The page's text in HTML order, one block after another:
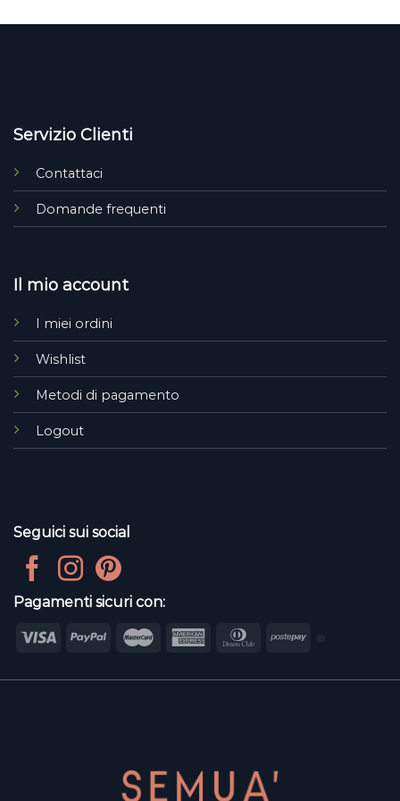
Servizio Clienti
Contattaci
Domande frequenti
Il mio account
I miei ordini
Wishlist
Metodi di pagamento
Logout
Seguici sui social
Pagamenti sicuri con: